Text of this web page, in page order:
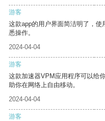
游客
这款app的用户界面简洁明了，
悉操作。
2024-04-04
游客
这款加速器VPM应用程序可以给
助你在网络上自由移动。
2024-04-04
游客